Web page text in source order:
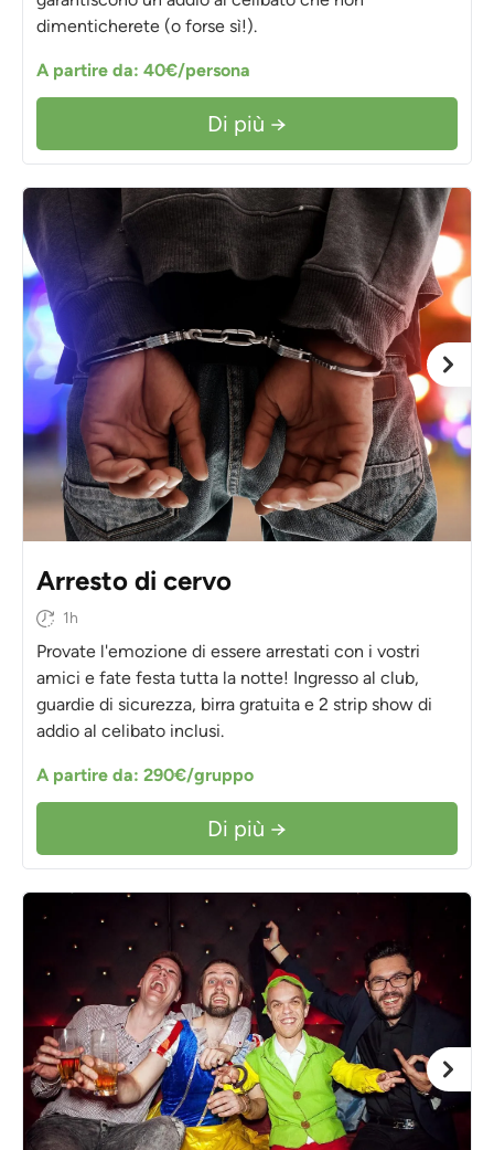
dimenticherete (o forse sì!).
A partire da: 40€/persona
Di più →
Arresto di cervo
1h
Provate l'emozione di essere arrestati con i vostri
amici e fate festa tutta la notte! Ingresso al club,
guardie di sicurezza, birra gratuita e 2 strip show di
addio al celibato inclusi.
A partire da: 290€/gruppo
Di più →